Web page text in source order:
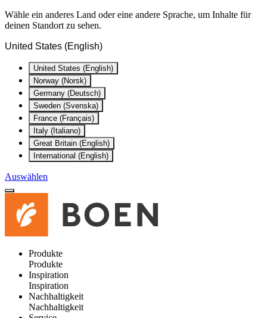
Wähle ein anderes Land oder eine andere Sprache, um Inhalte für
deinen Standort zu sehen.
United States (English)
United States (English)
Norway (Norsk)
Germany (Deutsch)
Sweden (Svenska)
France (Français)
Italy (Italiano)
Great Britain (English)
International (English)
Auswählen
Produkte
Produkte
Inspiration
Inspiration
Nachhaltigkeit
Nachhaltigkeit